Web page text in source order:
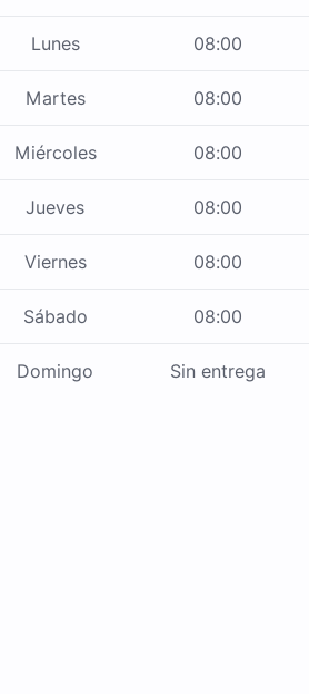
Lunes 08:00
Martes 08:00
Miércoles 08:00
Jueves 08:00
Viernes 08:00
Sábado 08:00
Domingo Sin entrega